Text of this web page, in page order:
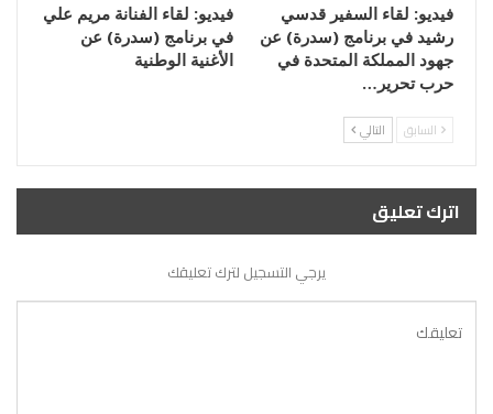
فيديو: لقاء السفير قدسي
رشيد في برنامج (سدرة) عن
جهود المملكة المتحدة في
حرب تحرير…
فيديو: لقاء الفنانة مريم علي
في برنامج (سدرة) عن
الأغنية الوطنية
السابق التالي
اترك تعليق
يرجي التسجيل لترك تعليقك